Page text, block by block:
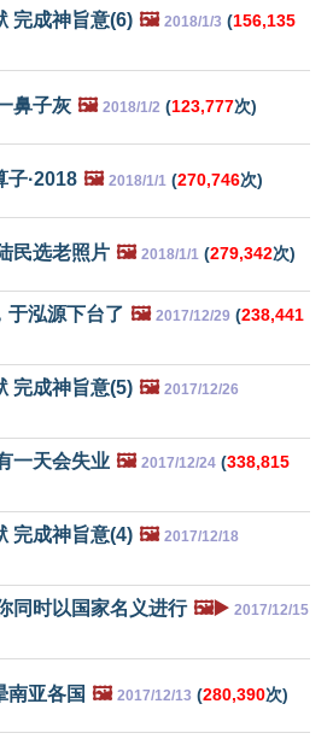
完成神旨意(6) 🖼️ 2018/1/3 (156,135
鼻子灰 🖼️ 2018/1/2 (123,777次)
子·2018 🖼️ 2018/1/1 (270,746次)
民选老照片 🖼️ 2018/1/1 (279,342次)
于泓源下台了 🖼️ 2017/12/29 (238,441
完成神旨意(5) 🖼️ 2017/12/26
一天会失业 🖼️ 2017/12/24 (338,815
完成神旨意(4) 🖼️ 2017/12/18
同时以国家名义进行 🖼️▶️ 2017/12/15
南亚各国 🖼️ 2017/12/13 (280,390次)